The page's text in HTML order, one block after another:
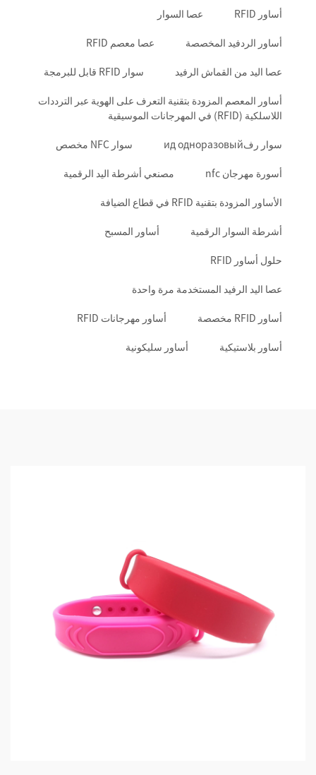
أساور RFID عصا السوار
أساور الردفيد المخصصة عصا معصم RFID
عصا اليد من القماش الرفيد سوار RFID قابل للبرمجة
أساور المعصم المزودة بتقنية التعرف على الهوية عبر الترددات
اللاسلكية (RFID) في المهرجانات الموسيقية
سوار رفид одноразовый سوار NFC مخصص
أسورة مهرجان nfc مصنعي أشرطة اليد الرقمية
الأساور المزودة بتقنية RFID في قطاع الضيافة
أشرطة السوار الرقمية أساور المسبح
حلول أساور RFID
عصا اليد الرفيد المستخدمة مرة واحدة
أساور RFID مخصصة أساور مهرجانات RFID
أساور بلاستيكية أساور سليكونية